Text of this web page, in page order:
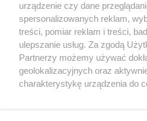
tzn. bez właściwej zgody, jest
ścigane prawnie.
urządzenie czy dane
spersonalizowanych reklam,
treści, pomiar reklam i treści,
ulepszanie usług. Za zgodą
Partnerzy możemy używać
geolokalizacyjnych oraz
charakterystykę urządzenia do